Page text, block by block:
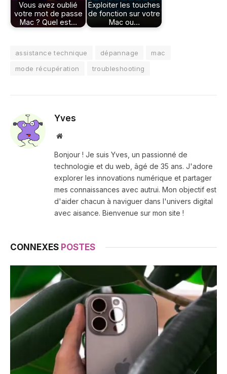
Vous avez oublié
votre mot de passe
Mac ? Quel est…
Exploiter les touches
de fonction sur votre
Mac ou…
assistance technique dépannage
mac
mode récupération
troubleshooting
Yves
Site
Bonjour ! Je suis Yves, un passionné de
technologie et du web, âgé de 35 ans. J'adore
explorer les innovations numérique et partager
mes connaissances avec autrui. Mon objectif est
d'aider chacun à naviguer dans l'univers digital
avec aisance. Bienvenue sur mon site !
CONNEXES POSTES